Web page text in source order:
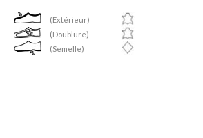
(Extérieur)
(Doublure)
(Semelle)